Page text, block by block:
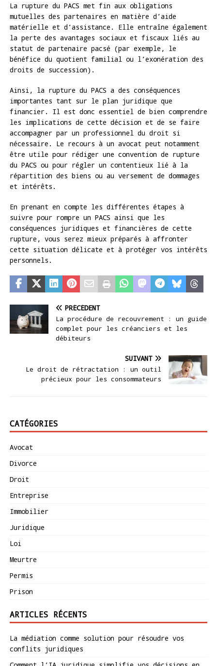
La rupture du PACS met fin aux obligations
mutuelles des partenaires en matière d’aide
matérielle et d’assistance. Elle entraîne également
la perte des avantages sociaux et fiscaux liés au
statut de partenaire pacsé (par exemple, le
bénéfice du quotient familial ou l’exonération des
droits de succession).
Ainsi, la rupture du PACS a des conséquences
importantes tant sur le plan juridique que
financier. Il est donc essentiel de bien comprendre
les implications de cette décision et de se faire
accompagner par un professionnel du droit si
nécessaire. Le recours à un avocat peut notamment
être utile pour rédiger une convention de rupture
du PACS ou pour régler un contentieux lié à la
répartition des biens ou au versement de dommages
et intérêts.
En prenant en compte les différentes étapes à
suivre pour rompre un PACS ainsi que les
conséquences juridiques et financières de cette
rupture, vous serez mieux préparés à affronter
cette situation délicate et à protéger vos intérêts
personnels.
PRÉCÉDENT
La procédure de recouvrement : un guide
complet pour les créanciers et les
débiteurs
SUIVANT
Le droit de rétractation : un outil
précieux pour les consommateurs
CATÉGORIES
Avocat
Divorce
Droit
Entreprise
Immobilier
Juridique
Loi
Meurtre
Permis
Prison
ARTICLES RÉCENTS
La médiation comme solution pour résoudre vos
conflits juridiques